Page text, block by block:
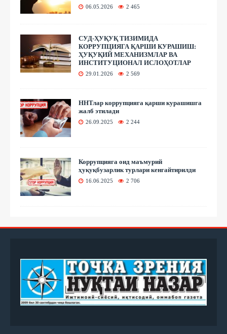
06.05.2026 2 465
СУД-ҲУҚУҚ ТИЗИМИДА
КОРРУПЦИЯГА ҚАРШИ КУРАШИШ:
ҲУҚУҚИЙ МЕХАНИЗМЛАР ВА
ИНСТИТУЦИОНАЛ ИСЛОҲОТЛАР
29.01.2026 2 569
ННТлар коррупцияга қарши курашишга
жалб этилади
26.09.2025 2 244
Коррупцияга оид маъмурий
ҳуқуқбузарлик турлари кенгайтирилди
16.06.2025 2 706